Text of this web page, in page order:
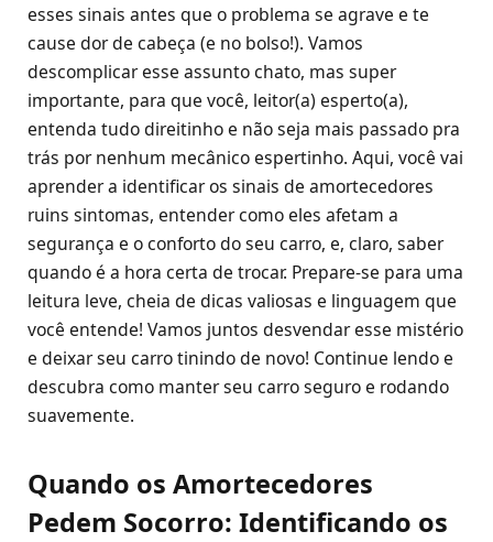
esses sinais antes que o problema se agrave e te
cause dor de cabeça (e no bolso!). Vamos
descomplicar esse assunto chato, mas super
importante, para que você, leitor(a) esperto(a),
entenda tudo direitinho e não seja mais passado pra
trás por nenhum mecânico espertinho. Aqui, você vai
aprender a identificar os sinais de amortecedores
ruins sintomas, entender como eles afetam a
segurança e o conforto do seu carro, e, claro, saber
quando é a hora certa de trocar. Prepare-se para uma
leitura leve, cheia de dicas valiosas e linguagem que
você entende! Vamos juntos desvendar esse mistério
e deixar seu carro tinindo de novo! Continue lendo e
descubra como manter seu carro seguro e rodando
suavemente.
Quando os Amortecedores
Pedem Socorro: Identificando os